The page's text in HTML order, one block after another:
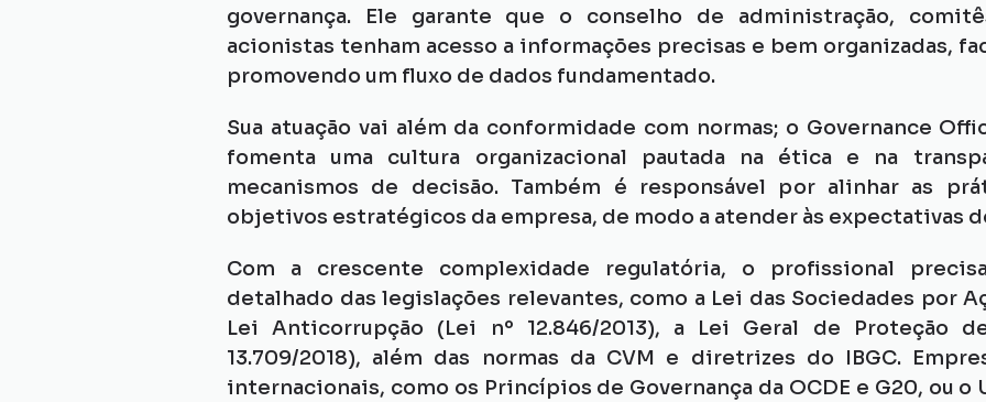
governança. Ele garante que o conselho de administração,
acionistas tenham acesso a informações precisas e bem organizadas,
promovendo um fluxo de dados fundamentado.
Sua atuação vai além da conformidade com normas; o Governance
fomenta uma cultura organizacional pautada na ética e na
mecanismos de decisão. Também é responsável por alinhar as
objetivos estratégicos da empresa, de modo a atender às expectativas
Com a crescente complexidade regulatória, o profissional
detalhado das legislações relevantes, como a Lei das Sociedades por
Lei Anticorrupção (Lei nº 12.846/2013), a Lei Geral de Proteção
13.709/2018), além das normas da CVM e diretrizes do IBGC.
internacionais, como os Princípios de Governança da OCDE e G20, ou o